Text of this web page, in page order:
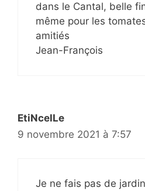
dans le Cantal, belle
même pour les
amitiés
Jean-François
EtiNcelLe
9 novembre 2021 à 7:57
Je ne fais pas de